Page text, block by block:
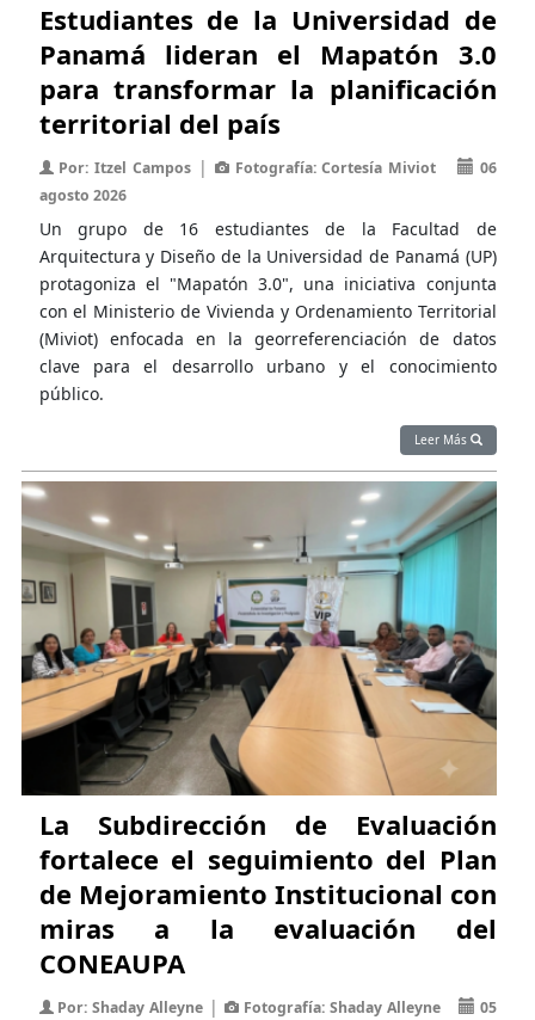
Estudiantes de la Universidad de
Panamá lideran el Mapatón 3.0
para transformar la planificación
territorial del país
Por: Itzel Campos | Fotografía: Cortesía Miviot
06
agosto 2026
Un grupo de 16 estudiantes de la Facultad de
Arquitectura y Diseño de la Universidad de Panamá (UP)
protagoniza el "Mapatón 3.0", una iniciativa conjunta
con el Ministerio de Vivienda y Ordenamiento Territorial
(Miviot) enfocada en la georreferenciación de datos
clave para el desarrollo urbano y el conocimiento
público.
Leer Más
La Subdirección de Evaluación
fortalece el seguimiento del Plan
de Mejoramiento Institucional con
miras a la evaluación del
CONEAUPA
Por: Shaday Alleyne | Fotografía: Shaday Alleyne
05